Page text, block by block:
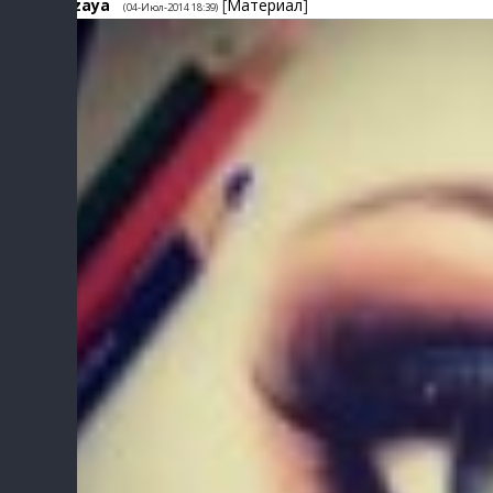
zaya (04-Июл-2014 18:39) [Материал]